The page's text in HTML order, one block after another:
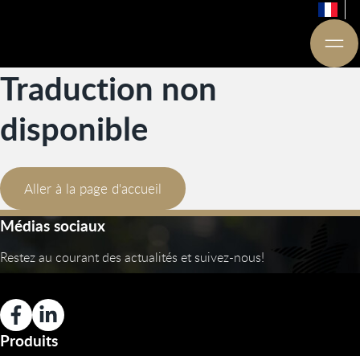
Traduction non
disponible
Aller à la page d'accueil
Médias sociaux
Restez au courant des actualités et suivez-nous!
Produits